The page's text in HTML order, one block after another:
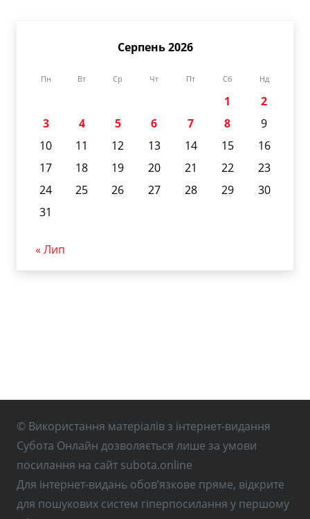
Серпень 2026
Пн Вт Ср Чт Пт Сб Нд
1
2
3
4 5 6 7 8
9
10
11 12 13 14 15
16
17
18 19 20 21 22
23
24
25 26 27 28 29
30
31
« Лип
© Використання матеріалів з інтернет-видання
Субота Онлайн дозволяється лише за умови
посилання на сайт subota.online
Для інтернет-видань обов’язкове пряме, відкрите
для пошукових систем гіперпосилання у першому